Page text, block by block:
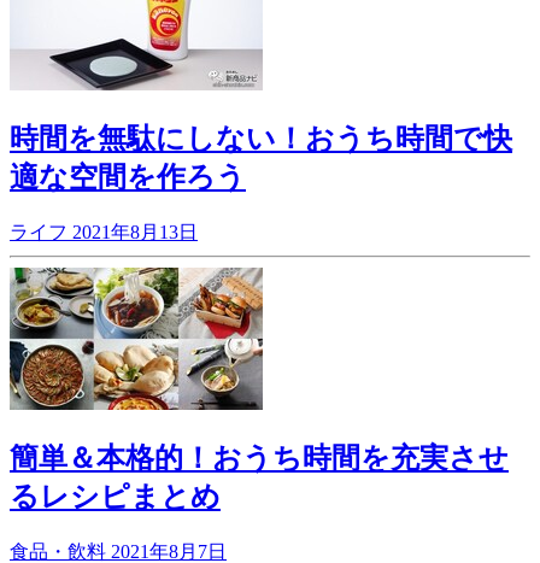
時間を無駄にしない！おうち時間で快
適な空間を作ろう
ライフ 2021年8月13日
簡単＆本格的！おうち時間を充実させ
るレシピまとめ
食品・飲料 2021年8月7日